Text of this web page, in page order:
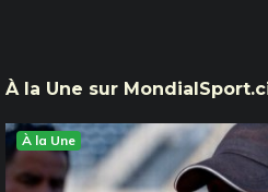
À la Une sur
À la Une